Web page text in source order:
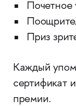
Приз
Каждый
сертификат
премии.